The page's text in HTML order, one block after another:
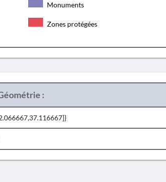
Monuments
Zones protégées
: